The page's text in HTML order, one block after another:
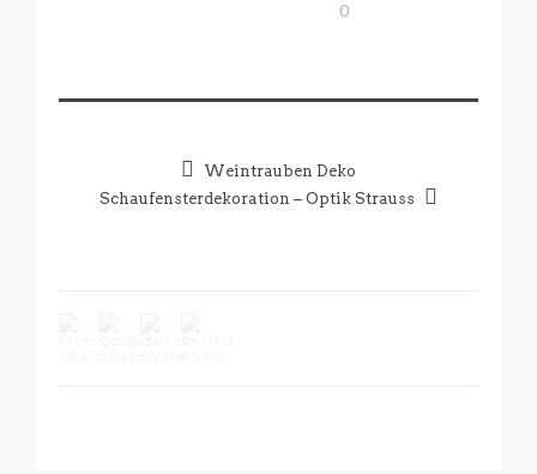
0
Weintrauben Deko
Schaufensterdekoration – Optik Strauss